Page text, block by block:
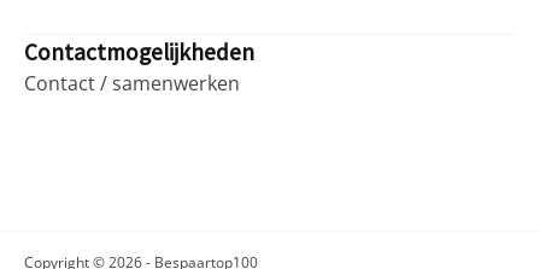
Contactmogelijkheden
Contact / samenwerken
Copyright © 2026 - Bespaartop100